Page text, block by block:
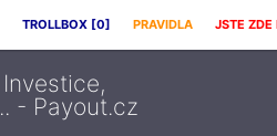
TROLLBOX [0] PRAVIDLA JSTE ZDE